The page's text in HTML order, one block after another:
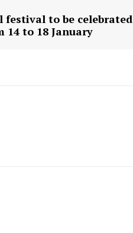
festival to be celebrated
14 to 18 January